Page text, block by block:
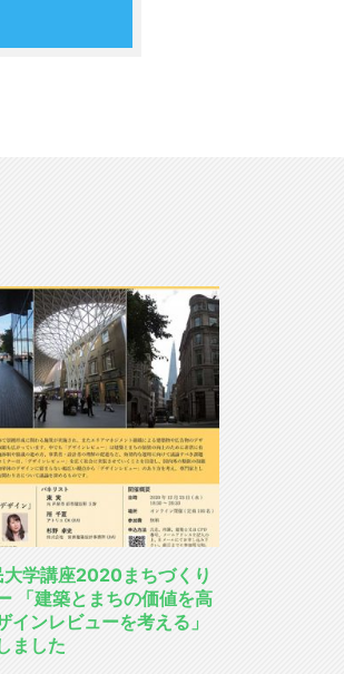
学講座2020まちづくり
「建築とまちの価値を高
インレビューを考える」
ました